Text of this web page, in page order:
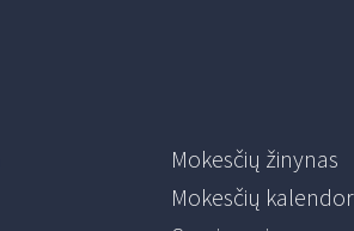
Mokesčių žinynas
Mokesčių